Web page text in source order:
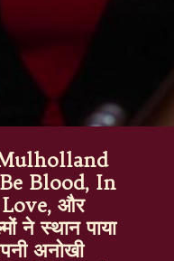
Mulholland
Blood, In
और
ने स्थान पाया
अनोखी